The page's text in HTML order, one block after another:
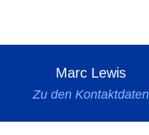
Marc Lewis
Zu den Kontaktdaten